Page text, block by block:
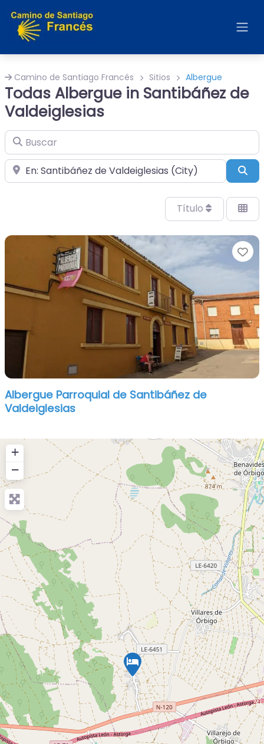
Camino de Santiago Francés Sitios Albergue
Todas Albergue in Santibáñez de
Valdeiglesias
Buscar
Cerca de
Título
Albergue Parroquial de Santibáñez de
Valdeiglesias
+
−